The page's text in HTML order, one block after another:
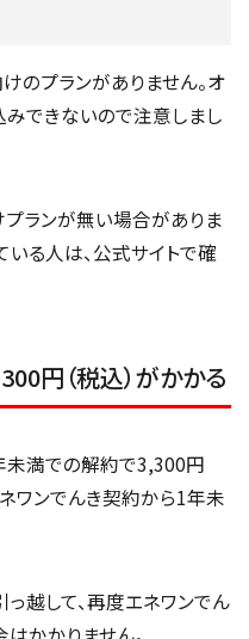
のプランがありません。オ
できないので注意しまし
ランが無い場合がありま
る人は、公式サイトで確
円（税込）がかかる
未満での解約で3,300円
ネワンでんき契約から1年未
越して、再度エネワンでん